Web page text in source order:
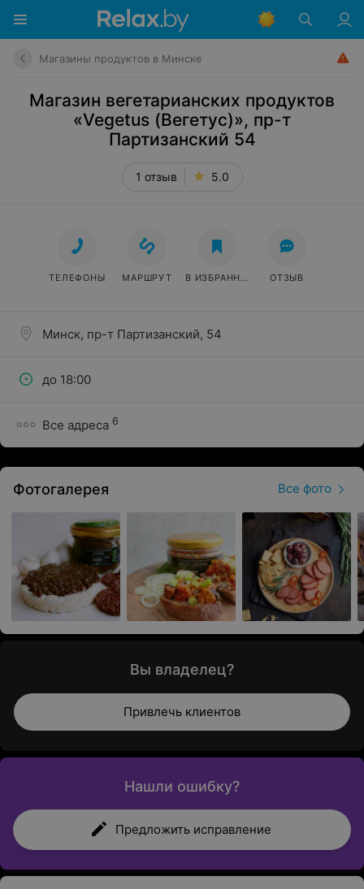
Магазины продуктов в Минске
Магазин вегетарианских продуктов
«Vegetus (Вегетус)», пр-т
Партизанский 54
1 отзыв 5.0
Минск, пр-т Партизанский, 54
до 18:00
Все адреса 6
ТЕЛЕФОНЫ МАРШРУТ В ИЗБРАННОЕ ОТЗЫВ
Фотогалерея Все фото
Вы владелец?
Привлечь клиентов
Нашли ошибку?
Предложить исправление